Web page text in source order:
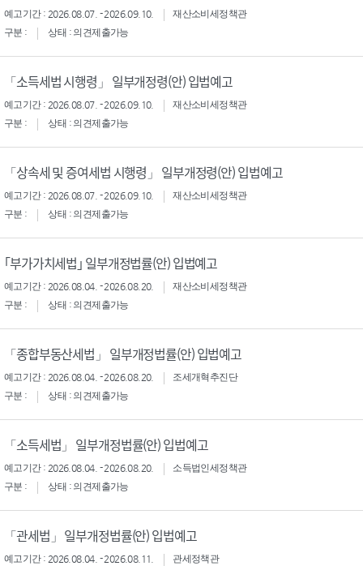
예고기간 : 2026.08.07. - 2026.09.10.
재산소비세정책관
구분 :
상태 : 의견제출가능
「소득세법 시행령」 일부개정령(안) 입법예고
예고기간 : 2026.08.07. - 2026.09.10.
재산소비세정책관
구분 :
상태 : 의견제출가능
「상속세 및 증여세법 시행령」 일부개정령(안) 입법예고
예고기간 : 2026.08.07. - 2026.09.10.
재산소비세정책관
구분 :
상태 : 의견제출가능
｢부가가치세법｣ 일부개정법률(안) 입법예고
예고기간 : 2026.08.04. - 2026.08.20.
재산소비세정책관
구분 :
상태 : 의견제출가능
「종합부동산세법」 일부개정법률(안) 입법예고
예고기간 : 2026.08.04. - 2026.08.20.
조세개혁추진단
구분 :
상태 : 의견제출가능
「소득세법」 일부개정법률(안) 입법예고
예고기간 : 2026.08.04. - 2026.08.20.
소득법인세정책관
구분 :
상태 : 의견제출가능
「관세법」 일부개정법률(안) 입법예고
예고기간 : 2026.08.04. - 2026.08.11.
관세정책관